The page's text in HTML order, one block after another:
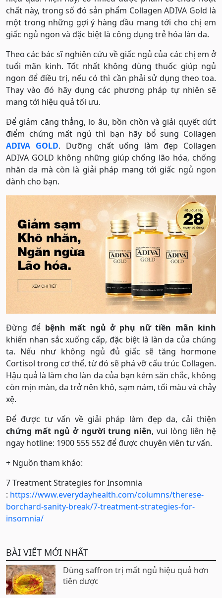
chất này, trong số đó sản phẩm Collagen ADIVA Gold là
một trong những gợi ý hàng đầu mang tới cho chị em
giấc ngủ ngon và đặc biệt là công dụng trẻ hóa làn da.
Theo các bác sĩ nghiên cứu về giấc ngủ của các chị em ở
tuổi mãn kinh. Tốt nhất không dùng thuốc giúp ngủ
ngon để điều trị, nếu có thì cần phải sử dụng theo toa.
Thay vào đó hãy dụng các phương pháp tự nhiên sẽ
mang tới hiệu quả tối ưu.
Để giảm căng thẳng, lo âu, bồn chồn và giải quyết dứt
điểm chứng mất ngủ thì bạn hãy bổ sung Collagen
ADIVA GOLD. Dưỡng chất uống làm đẹp Collagen
ADIVA GOLD không những giúp chống lão hóa, chống
nhăn da mà còn là giải pháp mang tới giấc ngủ ngon
dành cho bạn.
Đừng để bệnh mất ngủ ở phụ nữ tiền mãn kinh
khiến nhan sắc xuống cấp, đặc biệt là làn da của chúng
ta. Nếu như không ngủ đủ giấc sẽ tăng hormone
Cortisol trong cơ thể, từ đó sẽ phá vỡ cấu trúc Collagen.
Hậu quả là làm cho làn da của bạn kém săn chắc, không
còn mịn màn, da trở nên khô, sạm nám, tối màu và chảy
xệ.
Để được tư vấn về giải pháp làm đẹp da, cải thiện
chứng mất ngủ ở người trung niên, vui lòng liên hệ
ngay hotline: 1900 555 552 để được chuyên viên tư vấn.
+ Nguồn tham khảo:
7 Treatment Strategies for Insomnia
: https://www.everydayhealth.com/columns/therese-
borchard-sanity-break/7-treatment-strategies-for-
insomnia/
BÀI VIẾT MỚI NHẤT
Dùng saffron trị mất ngủ hiệu quả hơn
tiên dược